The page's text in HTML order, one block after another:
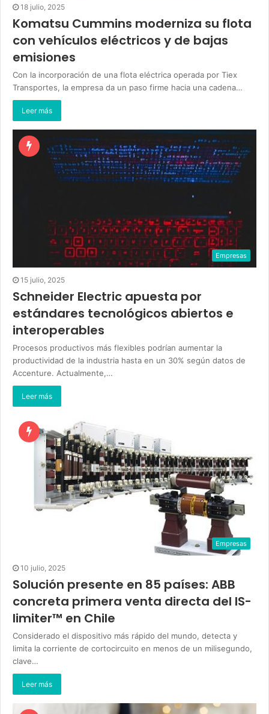
18 julio, 2025
Komatsu Cummins moderniza su flota
con vehículos eléctricos y de bajas
emisiones
Con la incorporación de una flota eléctrica operada por Tiex
Transportes, la empresa da un paso firme hacia una cadena…
Leer más
Empresas
15 julio, 2025
Schneider Electric apuesta por
estándares tecnológicos abiertos e
interoperables
Procesos productivos más flexibles podrían aumentar la
productividad de la industria hasta en un 30% según datos de
Accenture. Actualmente,…
Leer más
Empresas
10 julio, 2025
Solución presente en 85 países: ABB
concreta primera venta directa del IS-
limiter™ en Chile
Considerado el dispositivo más rápido del mundo, detecta y
limita la corriente de cortocircuito en menos de un milisegundo,
clave…
Leer más